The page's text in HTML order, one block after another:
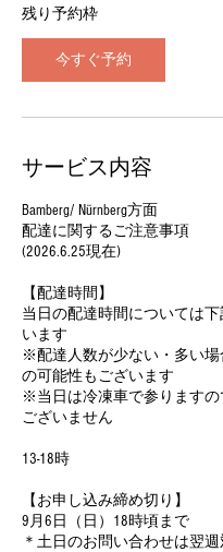
残り予約枠
今すぐ予約
サービス内容
Bamberg/ Nürnberg方面
配達に関するご注意事項
(2026.6.25現在)
【配達時間】
当日の配達時間については
います
※配達人数が少ない・多い場
の可能性もございます
※当日は冷凍車で参りますの
ございません
13-18時
【お申し込み締め切り】
9月6日（日）18時頃まで
＊土日のお問い合わせは翌